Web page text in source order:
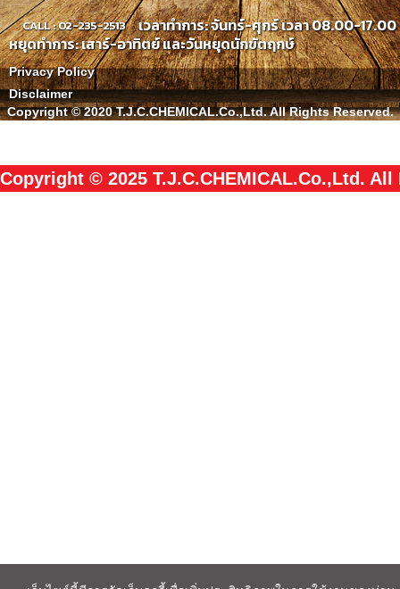
CALL : 02-235-2513
เวลาทำการ: จันทร์-ศุกร์ เวลา 08.00-17.00
หยุดทำการ: เสาร์-อาทิตย์ และวันหยุดนักขัตฤกษ์
Privacy Policy
Disclaimer
Copyright © 2020 T.J.C.CHEMICAL.Co.,Ltd. All Rights Reserved.
Copyright © 2025 T.J.C.CHEMICAL.Co.,Ltd.